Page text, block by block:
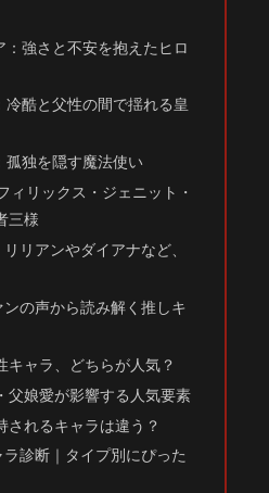
：強さと不安を抱えたヒロ
冷酷と父性の間で揺れる皇
孤独を隠す魔法使い
ィリックス・ジェニット・
三様
リアンやダイアナなど、
ンの声から読み解く推しキ
キャラ、どちらが人気？
父娘愛が影響する人気要素
されるキャラは違う？
ラ診断｜タイプ別にぴった